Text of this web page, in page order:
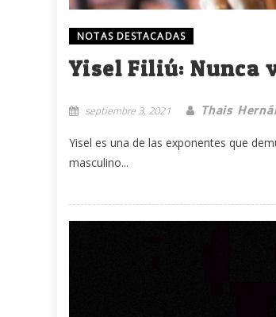
NOTAS DESTACADAS
Yisel Filiú: Nunca
septiembre 3, 2021 Thais
Yisel es una de las exponentes que
masculino...